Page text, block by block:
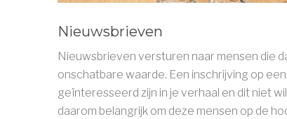
Nieuwsbrieven
Nieuwsbrieven versturen naar mensen die
onschatbare waarde. Een inschrijving op
geïnteresseerd zijn in je verhaal en dit niet
daarom belangrijk om deze mensen op de